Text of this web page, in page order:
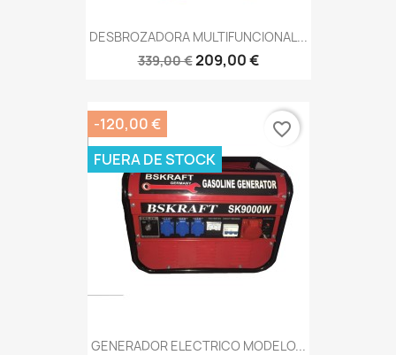
DESBROZADORA MULTIFUNCIONAL...
339,00 €209,00 €
GENERADOR ELECTRICO MODELO...
-120,00 €
FUERA DE STOCK
favorite_border